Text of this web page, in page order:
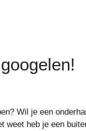
Wil je een
heb je een